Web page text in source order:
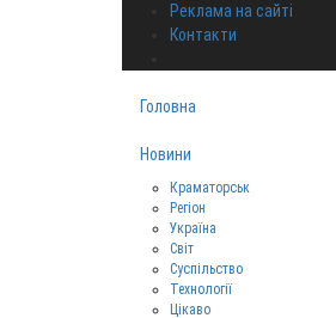
Реклама на сайті
Контакти
Головна
Новини
Краматорськ
Регіон
Україна
Світ
Суспільство
Технології
Цікаво